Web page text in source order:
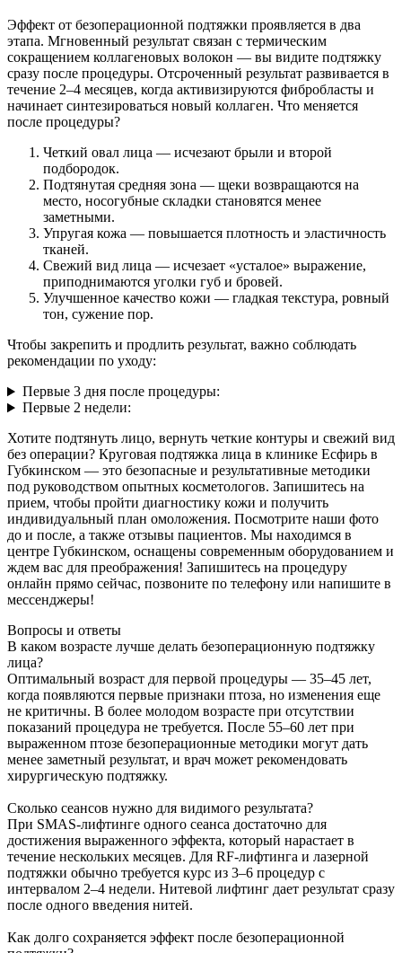
Эффект от безоперационной подтяжки проявляется в два
этапа. Мгновенный результат связан с термическим
сокращением коллагеновых волокон — вы видите подтяжку
сразу после процедуры. Отсроченный результат развивается в
течение 2–4 месяцев, когда активизируются фибробласты и
начинает синтезироваться новый коллаген. Что меняется
после процедуры?
Четкий овал лица — исчезают брыли и второй
подбородок.
Подтянутая средняя зона — щеки возвращаются на
место, носогубные складки становятся менее
заметными.
Упругая кожа — повышается плотность и эластичность
тканей.
Свежий вид лица — исчезает «усталое» выражение,
приподнимаются уголки губ и бровей.
Улучшенное качество кожи — гладкая текстура, ровный
тон, сужение пор.
Чтобы закрепить и продлить результат, важно соблюдать
рекомендации по уходу:
Первые 3 дня после процедуры:
Первые 2 недели:
Хотите подтянуть лицо, вернуть четкие контуры и свежий вид
без операции? Круговая подтяжка лица в клинике Есфирь в
Губкинском — это безопасные и результативные методики
под руководством опытных косметологов. Запишитесь на
прием, чтобы пройти диагностику кожи и получить
индивидуальный план омоложения. Посмотрите наши фото
до и после, а также отзывы пациентов. Мы находимся в
центре Губкинском, оснащены современным оборудованием и
ждем вас для преображения! Запишитесь на процедуру
онлайн прямо сейчас, позвоните по телефону или напишите в
мессенджеры!
Вопросы и ответы
В каком возрасте лучше делать безоперационную подтяжку
лица?
Оптимальный возраст для первой процедуры — 35–45 лет,
когда появляются первые признаки птоза, но изменения еще
не критичны. В более молодом возрасте при отсутствии
показаний процедура не требуется. После 55–60 лет при
выраженном птозе безоперационные методики могут дать
менее заметный результат, и врач может рекомендовать
хирургическую подтяжку.
Сколько сеансов нужно для видимого результата?
При SMAS-лифтинге одного сеанса достаточно для
достижения выраженного эффекта, который нарастает в
течение нескольких месяцев. Для RF-лифтинга и лазерной
подтяжки обычно требуется курс из 3–6 процедур с
интервалом 2–4 недели. Нитевой лифтинг дает результат сразу
после одного введения нитей.
Как долго сохраняется эффект после безоперационной